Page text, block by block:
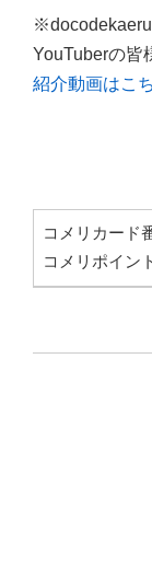
YouTuberの皆
紹介動画はこ
コメリカード
コメリポイン